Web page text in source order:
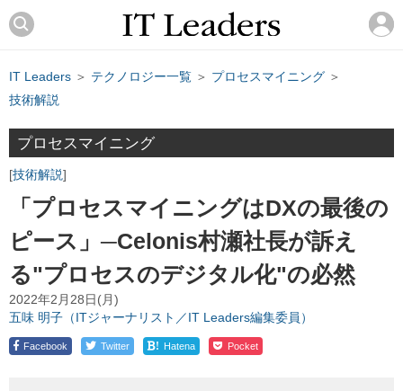
IT Leaders ＞ テクノロジー一覧 ＞ プロセスマイニング ＞
技術解説
プロセスマイニング
技術解説
「プロセスマイニングはDXの最後の
ピース」─Celonis村瀬社長が訴え
る"プロセスのデジタル化"の必然
2022年2月28日(月)
五味 明子（ITジャーナリスト／IT Leaders編集委員）
Facebook Twitter ! Hatena Pocket